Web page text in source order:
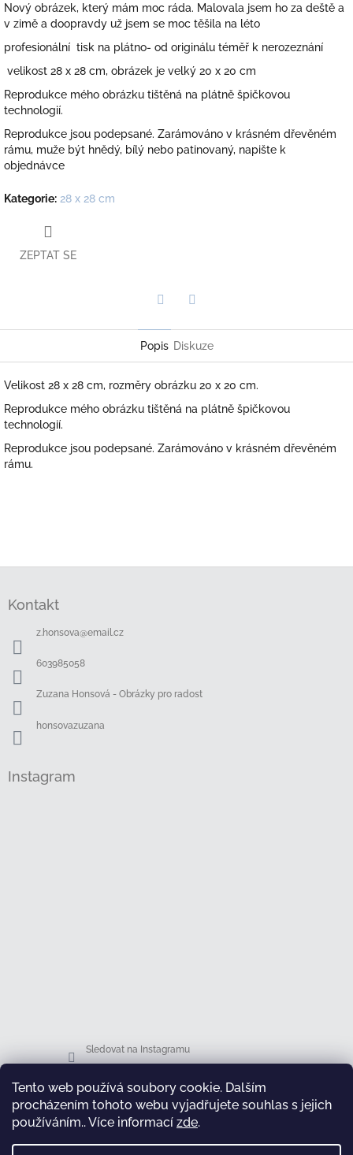
Tento web používá soubory cookie. Dalším
procházením tohoto webu vyjadřujete souhlas s jejich
používáním.. Více informací zde.
Nový obrázek, který mám moc ráda. Malovala jsem ho za deště a
v zimě a doopravdy už jsem se moc těšila na léto
profesionální tisk na plátno- od originálu téměř k nerozeznání
velikost 28 x 28 cm, obrázek je velký 20 x 20 cm
Reprodukce mého obrázku tištěná na plátně špičkovou
technologií.
Reprodukce jsou podepsané. Zarámováno v krásném dřevěném
rámu, muže být hnědý, bílý nebo patinovaný, napište k
objednávce
Kategorie: 28 x 28 cm
ZEPTAT SE
Popis Diskuze
Velikost 28 x 28 cm, rozměry obrázku 20 x 20 cm.
Reprodukce mého obrázku tištěná na plátně špičkovou
technologií.
Reprodukce jsou podepsané. Zarámováno v krásném dřevěném
rámu.
Kontakt
z.honsova@email.cz
603985058
Zuzana Honsová - Obrázky pro radost
honsovazuzana
Instagram
Sledovat na Instagramu
Facebook